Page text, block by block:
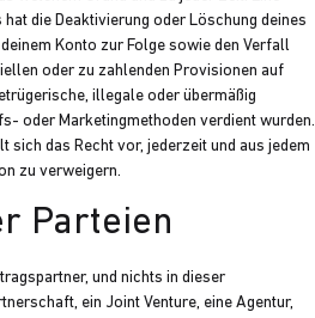
die Deaktivierung oder Löschung deines
Konto zur Folge sowie den Verfall
oder zu zahlenden Provisionen auf
illegale oder übermäßig
oder Marketingmethoden verdient wurden.
sich das Recht vor, jederzeit und aus jedem
zu verweigern.
Parteien
und nichts in dieser
ein Joint Venture, eine Agentur,